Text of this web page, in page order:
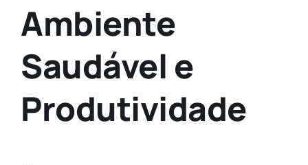
Ambiente
Saudável e
Produtividade